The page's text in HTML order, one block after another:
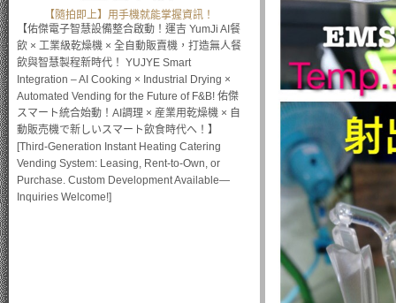
【隨拍即上】用手機就能掌握資訊！
【佑傑電子智慧設備整合啟動！運吉 YumJi AI餐
飲 × 工業級乾燥機 × 全自動販賣機，打造無人餐
飲與智慧製程新時代！ YUJYE Smart
Integration – AI Cooking × Industrial Drying ×
Automated Vending for the Future of F&B! 佑傑
スマート統合始動！AI調理 × 産業用乾燥機 × 自
動販売機で新しいスマート飲食時代へ！】
[Third-Generation Instant Heating Catering
Vending System: Leasing, Rent-to-Own, or
Purchase. Custom Development Available—
Inquiries Welcome!]